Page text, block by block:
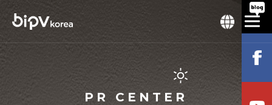
PR CENTER